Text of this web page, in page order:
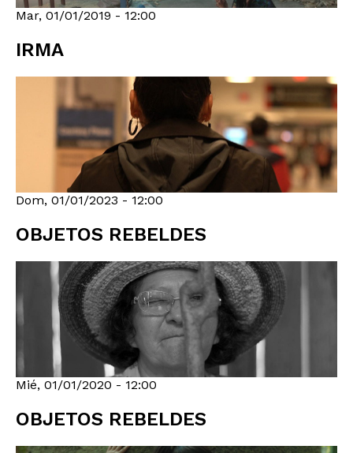
Mar, 01/01/2019 - 12:00
IRMA
Dom, 01/01/2023 - 12:00
OBJETOS REBELDES
Mié, 01/01/2020 - 12:00
OBJETOS REBELDES